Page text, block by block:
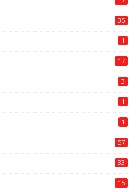
35
1
17
3
1
1
57
33
15